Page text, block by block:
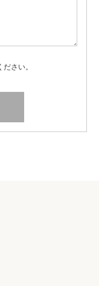
さい。